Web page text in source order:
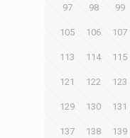
97 98 99
105 106 107
113 114 115
121 122 123
129 130 131
137 138 139